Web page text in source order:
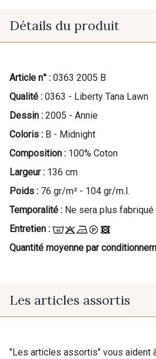
Détails du produit
Article n° : 0363 2005 B
Qualité : 0363 - Liberty Tana Lawn
Dessin : 2005 - Annie
Coloris : B - Midnight
Composition : 100% Coton
Largeur : 136 cm
Poids : 76 gr/m² - 104 gr/m.l.
Temporalité : Ne sera plus fabriqué
Entretien :
Quantité moyenne par
Les articles assortis
"Les articles assortis" vous aident